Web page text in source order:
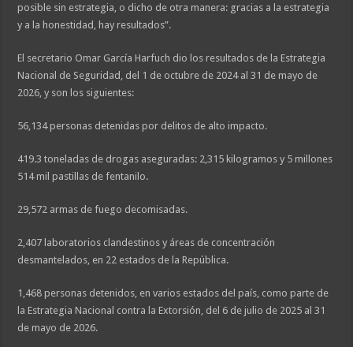
posible sin estrategia, o dicho de otra manera: gracias a la estrategia
y a la honestidad, hay resultados”.
El secretario Omar García Harfuch dio los resultados de la Estrategia
Nacional de Seguridad, del 1 de octubre de 2024 al 31 de mayo de
2026, y son los siguientes:
56,134 personas detenidas por delitos de alto impacto.
419.3 toneladas de drogas aseguradas: 2,315 kilogramos y 5 millones
514 mil pastillas de fentanilo.
29,572 armas de fuego decomisadas.
2,407 laboratorios clandestinos y áreas de concentración
desmantelados, en 22 estados de la República.
1,468 personas detenidos, en varios estados del país, como parte de
la Estrategia Nacional contra la Extorsión, del 6 de julio de 2025 al 31
de mayo de 2026.